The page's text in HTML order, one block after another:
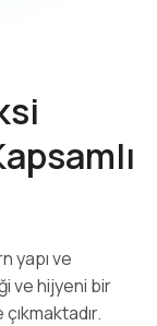
yapı ve
ve hijyeni bir